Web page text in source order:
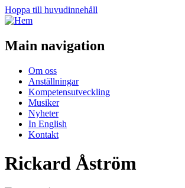
Hoppa till huvudinnehåll
Main navigation
Om oss
Anställningar
Kompetensutveckling
Musiker
Nyheter
In English
Kontakt
Rickard Åström